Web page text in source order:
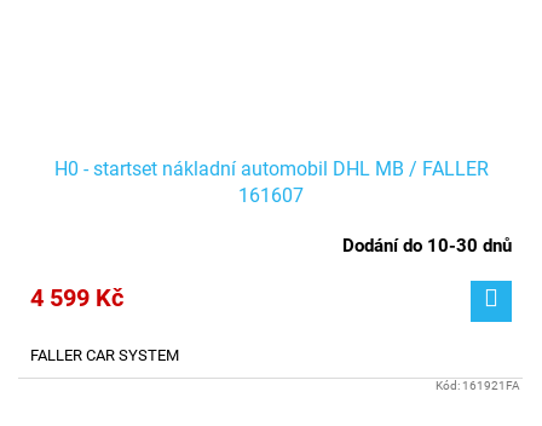
H0 - startset nákladní automobil DHL MB / FALLER
161607
Dodání do 10-30 dnů
4 599 Kč
FALLER CAR SYSTEM
Kód: 161921FA